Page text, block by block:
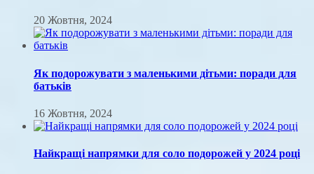
20 Жовтня, 2024
Як подорожувати з маленькими дітьми: поради для
батьків
16 Жовтня, 2024
Найкращі напрямки для соло подорожей у 2024 році